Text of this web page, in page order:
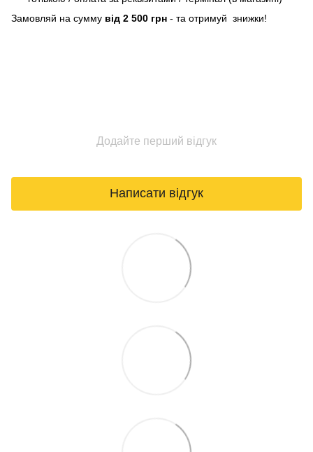
Замовляй на сумму від 2 500 грн - та отримуй знижки!
Додайте перший відгук
Написати відгук